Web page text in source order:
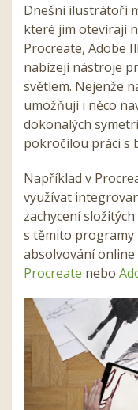
Dnešní ilustrátoři
které jim otevírají
Procreate, Adobe
nabízejí nástroje
světlem. Nejenže
umožňují i něco
dokonalých
pokročilou práci s
Například v
využívat
zachycení
s těmito programy
absolvování
Procreate nebo